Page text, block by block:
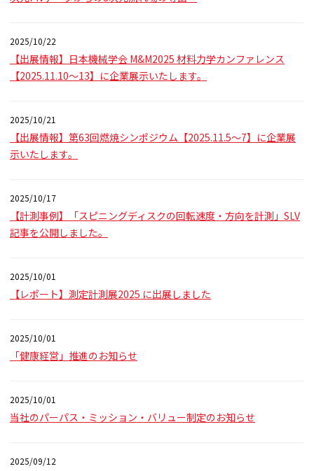
2025/10/22
【出展情報】日本機械学会 M&M2025 材料力学カンファレンス
【2025.11.10～13】に企業展示いたします。
2025/10/21
【出展情報】第63回燃焼シンポジウム【2025.11.5～7】に企業展
示いたします。
2025/10/17
【計測事例】「スピニングディスクの回転速度・方向を計測」SLV
記事を公開しました。
2025/10/01
【レポート】測定計測展2025 に出展しました
2025/10/01
「健康経営」推進のお知らせ
2025/10/01
当社のパーパス・ミッション・バリュー制定のお知らせ
2025/09/12